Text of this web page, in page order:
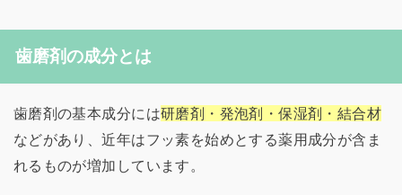
歯磨剤の成分とは
歯磨剤の基本成分には研磨剤・発泡剤・保湿剤・結合材
などがあり、近年はフッ素を始めとする薬用成分が含ま
れるものが増加しています。